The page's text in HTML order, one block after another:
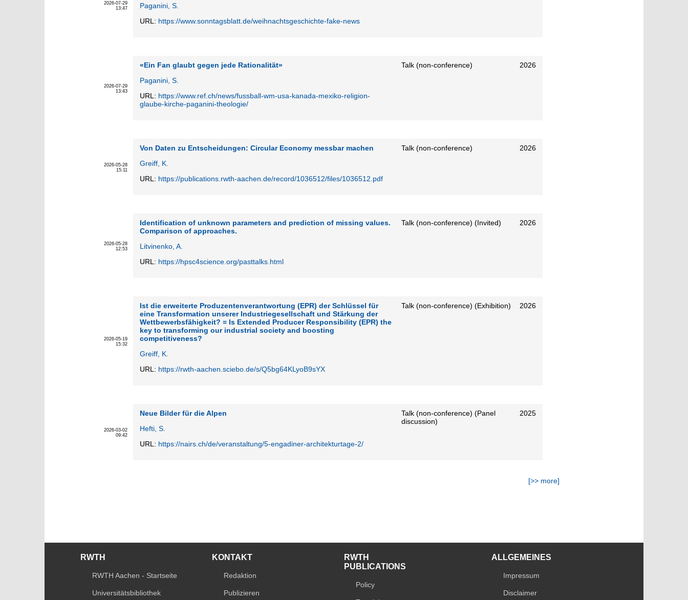
2026-07-29
13:47
Paganini, S.
URL: https://www.sonntagsblatt.de/weihnachtsgeschichte-fake-news
2026-07-29
13:43
«Ein Fan glaubt gegen jede Rationalität»
Paganini, S.
URL: https://www.ref.ch/news/fussball-wm-usa-kanada-mexiko-religion-
glaube-kirche-paganini-theologie/
Talk (non-conference) 2026
2026-05-28
15:11
Von Daten zu Entscheidungen: Circular Economy messbar machen
Greiff, K.
URL: https://publications.rwth-aachen.de/record/1036512/files/1036512.pdf
Talk (non-conference) 2026
2026-05-28
12:53
Identification of unknown parameters and prediction of missing values.
Comparison of approaches.
Litvinenko, A.
URL: https://hpsc4science.org/pasttalks.html
Talk (non-conference) (Invited) 2026
2026-05-19
15:32
Ist die erweiterte Produzentenverantwortung (EPR) der Schlüssel für
eine Transformation unserer Industriegesellschaft und Stärkung der
Wettbewerbsfähigkeit? = Is Extended Producer Responsibility (EPR) the
key to transforming our industrial society and boosting
competitiveness?
Greiff, K.
URL: https://rwth-aachen.sciebo.de/s/Q5bg64KLyoB9sYX
Talk (non-conference) (Exhibition) 2026
2026-03-02
09:42
Neue Bilder für die Alpen
Hefti, S.
URL: https://nairs.ch/de/veranstaltung/5-engadiner-architekturtage-2/
Talk (non-conference) (Panel
discussion)
2025
[>> more]
RWTH
RWTH Aachen - Startseite
Universitätsbibliothek
KONTAKT
Redaktion
Publizieren
RWTH
PUBLICATIONS
Policy
ALLGEMEINES
Impressum
Disclaimer